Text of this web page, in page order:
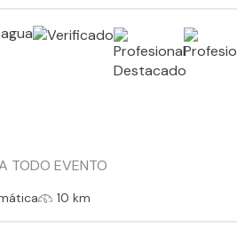
TODO EVENTO
10 km